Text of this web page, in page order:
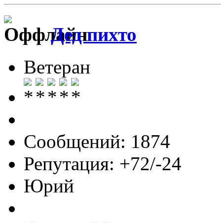
Дед пихто
Ветеран
Сообщений: 1874
Репутация: +72/-24
Юрий